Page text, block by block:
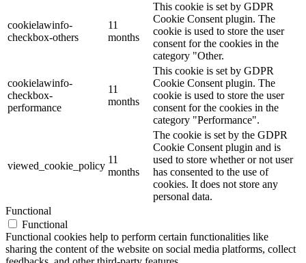
cookielawinfo-
checkbox-others
11
months
This cookie is set by GDPR
Cookie Consent plugin. The
cookie is used to store the user
consent for the cookies in the
category "Other.
cookielawinfo-
checkbox-
performance
11
months
This cookie is set by GDPR
Cookie Consent plugin. The
cookie is used to store the user
consent for the cookies in the
category "Performance".
viewed_cookie_policy
11
months
The cookie is set by the GDPR
Cookie Consent plugin and is
used to store whether or not user
has consented to the use of
cookies. It does not store any
personal data.
Functional
Functional
Functional cookies help to perform certain functionalities like
sharing the content of the website on social media platforms, collect